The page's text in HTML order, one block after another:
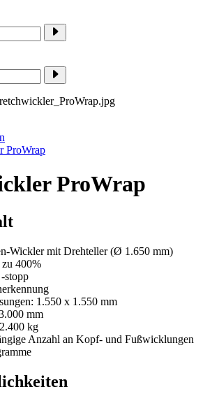
ProWrap
ProWrap
Wickler mit Drehteller (Ø 1.650 mm)
400%
stopp
1.550 x 1.550 mm
mm
kg
Anzahl an Kopf- und Fußwicklungen